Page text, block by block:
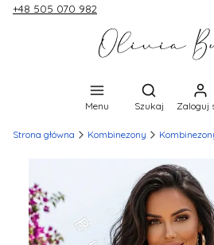
+48 505 070 982
Menu
Otwórz
Szukaj Zaloguj
Strona główna Kombinezony